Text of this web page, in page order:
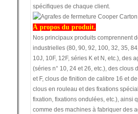
spécifiques de chaque client.
À propos du produit.
Nos principaux produits comprennent
industrielles (80, 90, 92, 100, 32, 35,
10J, 10F, 12F, séries K et N, etc.), des
(séries n° 10, 24 et 26, etc.), des clous
et F, clous de finition de calibre 16 et
clous en rouleau et des fixations
fixation, fixations ondulées, etc.), ainsi
comme des machines à fabriquer des